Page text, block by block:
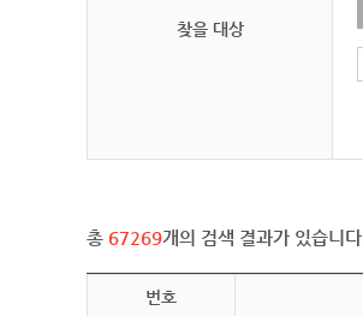
찾을 대상
총 67269개의 검색 결과가 있습니다.
번호